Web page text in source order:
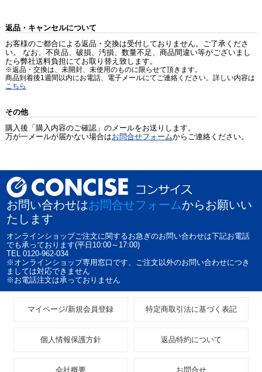
返品・キャンセルについて
お客様のご都合による返品・交換は受付しておりません。ご了承くださ
い。 なお、不良品、破損、汚損、数量不足、商品間違い等がございまし
たら弊社送料負担にてお取り替え致します。
※返品・交換は、未開封、未使用のものに限らせて頂きます。
商品到着後1週間以内にお電話、電子メールにてご連絡ください。詳しい内容は
こちら
その他
購入後「購入内容のご確認」のメールをお送りします。
万が一メールが届かない場合はお問合せフォームからご連絡ください。
お問い合わせはお問合せフォームからお願いい
たします
オンラインショップご注文に関するお急ぎのお問い合わせは下記お電話
でも承っております(平日10:00～17:00)
TEL 0120-962-034
※オンラインショップ専用窓口です、ご注文以外のお問い合わせにつき
ましては対応できません
※お電話注文は承っておりません
マイページ/新規会員登録 特定商取引法に基づく表記
個人情報保護方針 返品特約について
会社概要 お問合せ